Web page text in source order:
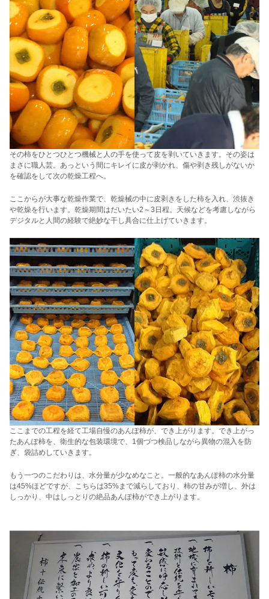
その柿をひとつひとつ機械と人の手を使って皮を剥いていきます。その姿は
まさに職人芸。あっという間にキレイに皮が剥かれ、傷や剥き残しがないか
を確認をして次の乾燥工程へ。
ここからが大事な乾燥作業で、乾燥械の中に皮剥きをした柿を入れ、渋抜き
や乾燥を行います。乾燥期間はだいたい2～3日程。天候などを考慮しながら
デジタルと人間の経験で絶妙な干し具合に仕上げていきます。
ここまでの工程を経て工場自慢のあんぽ柿が、でき上がります。でき上がっ
たあんぽ柿を、衛生的な包装環境で、1個づつ検品しながら異物の混入を防
ぎ、袋詰めしていきます。
もう一つのこだわりは、水分量が少なめなこと。一般的なあんぽ柿の水分量
は45%ほどですが、こちらは35%まで減らしており、柿の甘みが増し、外は
しっかり、中はしっとりの絶品あんぽ柿ができ上がります。